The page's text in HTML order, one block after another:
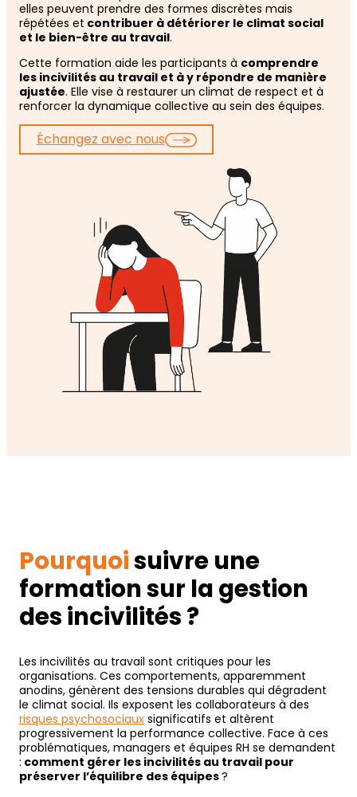
elles peuvent prendre des formes discrètes mais
répétées et contribuer à détériorer le climat social
et le bien-être au travail.
Cette formation aide les participants à comprendre
les incivilités au travail et à y répondre de manière
ajustée. Elle vise à restaurer un climat de respect et à
renforcer la dynamique collective au sein des équipes.
Échangez avec nous
Pourquoisuivre une
formation sur la gestion
des incivilités ?
Les incivilités au travail sont critiques pour les
organisations. Ces comportements, apparemment
anodins, génèrent des tensions durables qui dégradent
le climat social. Ils exposent les collaborateurs à des
risques psychosociaux significatifs et altèrent
progressivement la performance collective. Face à ces
problématiques, managers et équipes RH se demandent
: comment gérer les incivilités au travail pour
préserver l’équilibre des équipes?